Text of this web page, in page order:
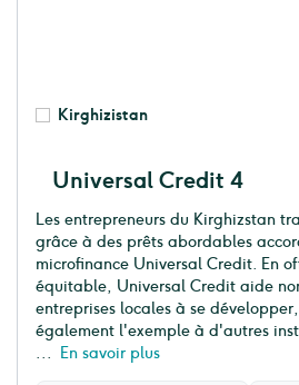
Kirghizistan
Universal Credit 4
Les entrepreneurs du Kirghizstan
grâce à des prêts abordables
microfinance Universal Credit. En
équitable, Universal Credit aide
entreprises locales à se
également l'exemple à d'autres
...
En savoir plus